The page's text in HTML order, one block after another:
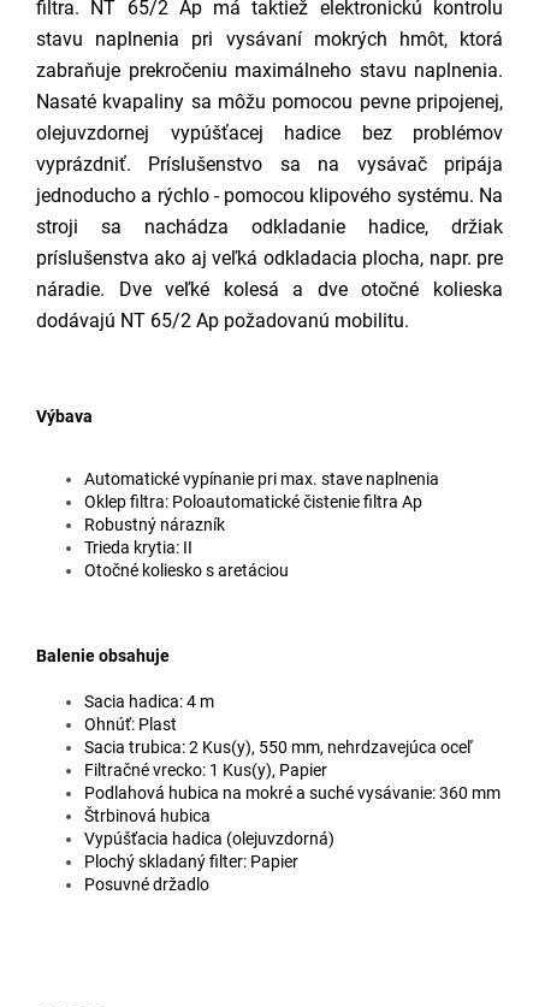
filtra. NT 65/2 Ap má taktiež elektronickú kontrolu
stavu naplnenia pri vysávaní mokrých hmôt, ktorá
zabraňuje prekročeniu maximálneho stavu naplnenia.
Nasaté kvapaliny sa môžu pomocou pevne pripojenej,
olejuvzdornej vypúšťacej hadice bez problémov
vyprázdniť. Príslušenstvo sa na vysávač pripája
jednoducho a rýchlo - pomocou klipového systému. Na
stroji sa nachádza odkladanie hadice, držiak
príslušenstva ako aj veľká odkladacia plocha, napr. pre
náradie. Dve veľké kolesá a dve otočné kolieska
dodávajú NT 65/2 Ap požadovanú mobilitu.
Výbava
Automatické vypínanie pri max. stave naplnenia
Oklep filtra: Poloautomatické čistenie filtra Ap
Robustný nárazník
Trieda krytia: II
Otočné koliesko s aretáciou
Balenie obsahuje
Sacia hadica: 4 m
Ohnúť: Plast
Sacia trubica: 2 Kus(y), 550 mm, nehrdzavejúca oceľ
Filtračné vrecko: 1 Kus(y), Papier
Podlahová hubica na mokré a suché vysávanie: 360 mm
Štrbinová hubica
Vypúšťacia hadica (olejuvzdorná)
Plochý skladaný filter: Papier
Posuvné držadlo